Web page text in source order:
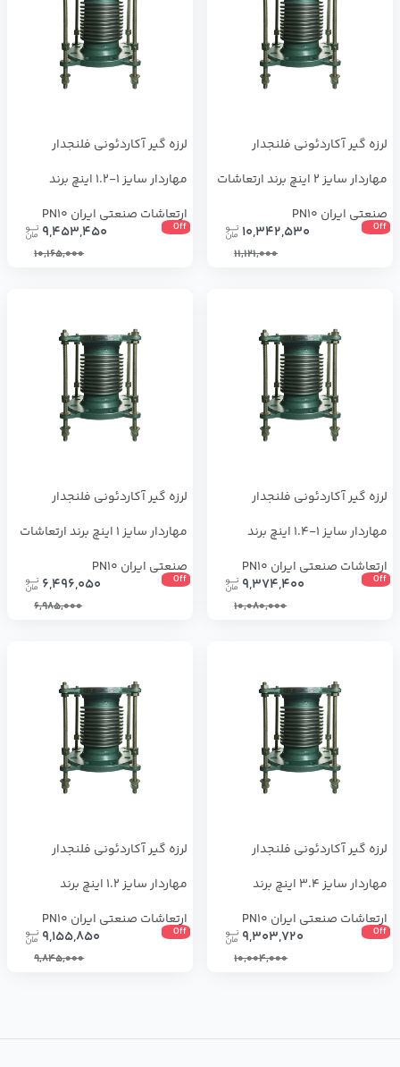
لرزه گیر آکاردئونی فلنجدار
مهاردار سایز 2 اینچ برند ارتعاشات
صنعتی ایران PN10
Off
10,342,530
11,121,000
لرزه گیر آکاردئونی فلنجدار
مهاردار سایز 1-1.2 اینچ برند
ارتعاشات صنعتی ایران PN10
Off
9,453,450
10,165,000
لرزه گیر آکاردئونی فلنجدار
مهاردار سایز 1-1.4 اینچ برند
ارتعاشات صنعتی ایران PN10
Off
9,374,400
10,080,000
لرزه گیر آکاردئونی فلنجدار
مهاردار سایز 1 اینچ برند ارتعاشات
صنعتی ایران PN10
Off
6,496,050
6,985,000
لرزه گیر آکاردئونی فلنجدار
مهاردار سایز 3.4 اینچ برند
ارتعاشات صنعتی ایران PN10
Off
9,303,720
10,004,000
لرزه گیر آکاردئونی فلنجدار
مهاردار سایز 1.2 اینچ برند
ارتعاشات صنعتی ایران PN10
Off
9,155,850
9,845,000